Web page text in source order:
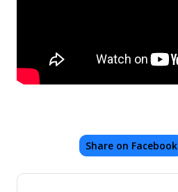
Share on Facebook